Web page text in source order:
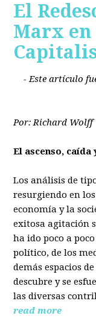
El
Marx
- Este artículo
Por: Richard Wolff
El ascenso,
Los análisis de
resurgiendo en
economía y la
exitosa agitación
ha ido poco a
político, de los
demás espacios
descubre y se
las diversas
read more